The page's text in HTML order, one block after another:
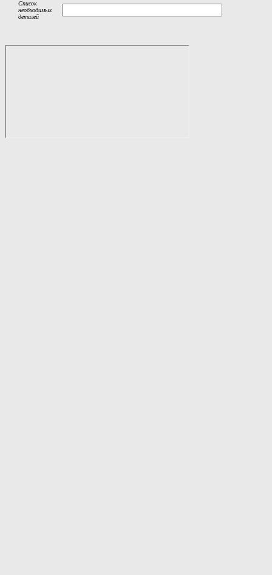
Список
необходимых
деталей